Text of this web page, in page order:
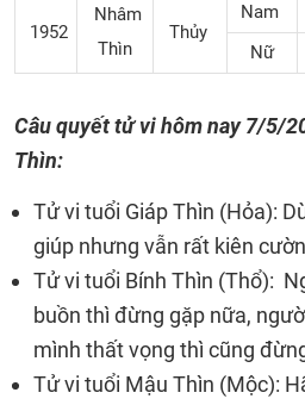
1952
Nhâm
Thìn
Thủy
Nam
Nữ
Câu quyết tử vi hôm nay7/5/
Thìn:
Tử vi tuổi Giáp Thìn (Hỏa):
giúp nhưng vẫn rất kiên
Tử vi tuổi Bính Thìn (Thổ):
buồn thì đừng gặp nữa,
mình thất vọng thì cũng
Tử vi tuổi Mậu Thìn (Mộc):